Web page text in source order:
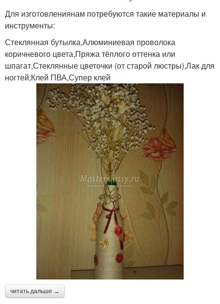
Для изготовлениянам потребуются такие материалы и
инструменты:
Стеклянная бутылка,Алюминиевая проволока
коричневого цвета,Пряжа тёплого оттенка или
шпагат,Стеклянные цветочки (от старой люстры),Лак для
ногтей,Клей ПВА,Супер клей
читать дальше →